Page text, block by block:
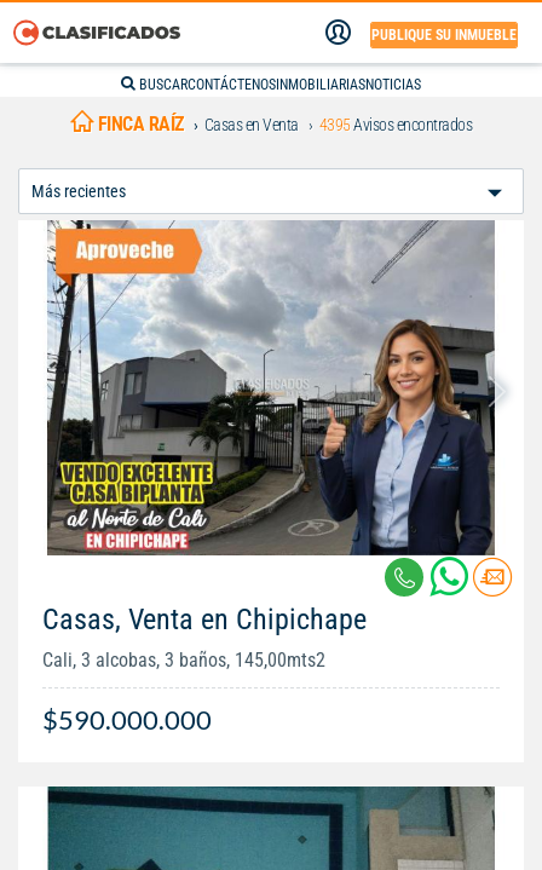
PUBLIQUE SU INMUEBLE
BUSCARCONTÁCTENOS INMOBILIARIASNOTICIAS
FINCA RAÍZ Casas en Venta 4395Avisos encontrados
Casas, Venta en Chipichape
Cali, 3 alcobas, 3 baños, 145,00mts2
$590.000.000